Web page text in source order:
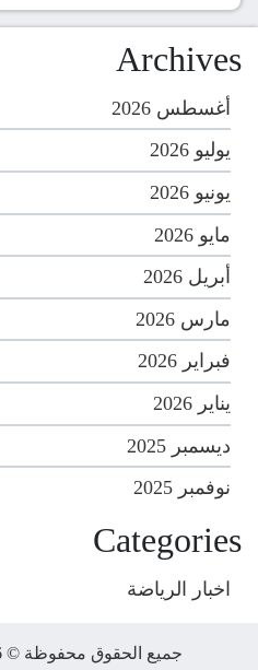
Archives
أغسطس 2026
يوليو 2026
يونيو 2026
مايو 2026
أبريل 2026
مارس 2026
فبراير 2026
يناير 2026
ديسمبر 2025
نوفمبر 2025
Categories
اخبار الرياضة
جميع الحقوق محفوظة © 2026 لموقع نانو نيوز